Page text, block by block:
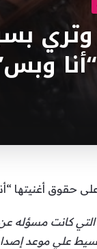
حقوق أغنيتها
كانت مسؤله عن
علي موعد إصدار